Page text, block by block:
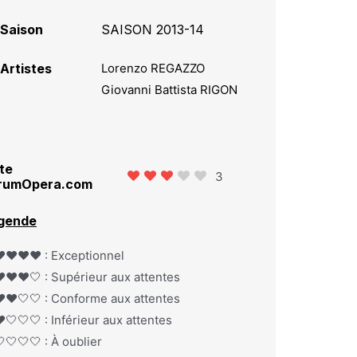
Saison SAISON 2013-14
Artistes
Lorenzo REGAZZO
Giovanni Battista RIGON
3
: Exceptionnel
: Supérieur aux attentes
: Conforme aux attentes
: Inférieur aux attentes
: À oublier